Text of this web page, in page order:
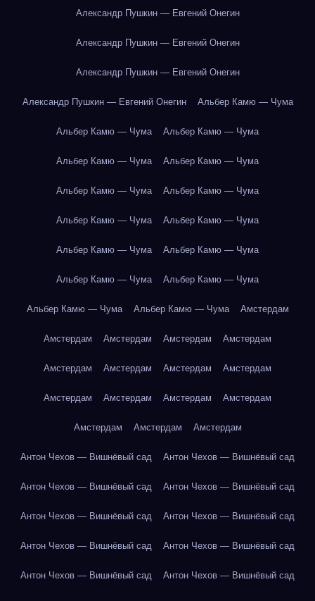
Александр Пушкин — Евгений Онегин
Александр Пушкин — Евгений Онегин
Александр Пушкин — Евгений Онегин
Александр Пушкин — Евгений Онегин Альбер Камю — Чума
Альбер Камю — Чума Альбер Камю — Чума
Альбер Камю — Чума Альбер Камю — Чума
Альбер Камю — Чума Альбер Камю — Чума
Альбер Камю — Чума Альбер Камю — Чума
Альбер Камю — Чума Альбер Камю — Чума
Альбер Камю — Чума Альбер Камю — Чума
Альбер Камю — Чума Альбер Камю — Чума Амстердам
Амстердам Амстердам Амстердам Амстердам
Амстердам Амстердам Амстердам Амстердам
Амстердам Амстердам Амстердам Амстердам
Амстердам Амстердам Амстердам
Антон Чехов — Вишнёвый сад Антон Чехов — Вишнёвый сад
Антон Чехов — Вишнёвый сад Антон Чехов — Вишнёвый сад
Антон Чехов — Вишнёвый сад Антон Чехов — Вишнёвый сад
Антон Чехов — Вишнёвый сад Антон Чехов — Вишнёвый сад
Антон Чехов — Вишнёвый сад Антон Чехов — Вишнёвый сад